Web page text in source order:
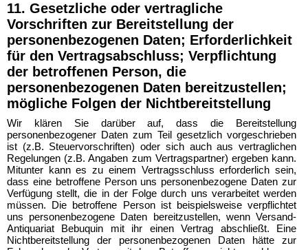
11. Gesetzliche oder vertragliche
Vorschriften zur Bereitstellung der
personenbezogenen Daten; Erforderlichkeit
für den Vertragsabschluss; Verpflichtung
der betroffenen Person, die
personenbezogenen Daten bereitzustellen;
mögliche Folgen der Nichtbereitstellung
Wir klären Sie darüber auf, dass die Bereitstellung
personenbezogener Daten zum Teil gesetzlich vorgeschrieben
ist (z.B. Steuervorschriften) oder sich auch aus vertraglichen
Regelungen (z.B. Angaben zum Vertragspartner) ergeben kann.
Mitunter kann es zu einem Vertragsschluss erforderlich sein,
dass eine betroffene Person uns personenbezogene Daten zur
Verfügung stellt, die in der Folge durch uns verarbeitet werden
müssen. Die betroffene Person ist beispielsweise verpflichtet
uns personenbezogene Daten bereitzustellen, wenn Versand-
Antiquariat Bebuquin mit ihr einen Vertrag abschließt. Eine
Nichtbereitstellung der personenbezogenen Daten hätte zur